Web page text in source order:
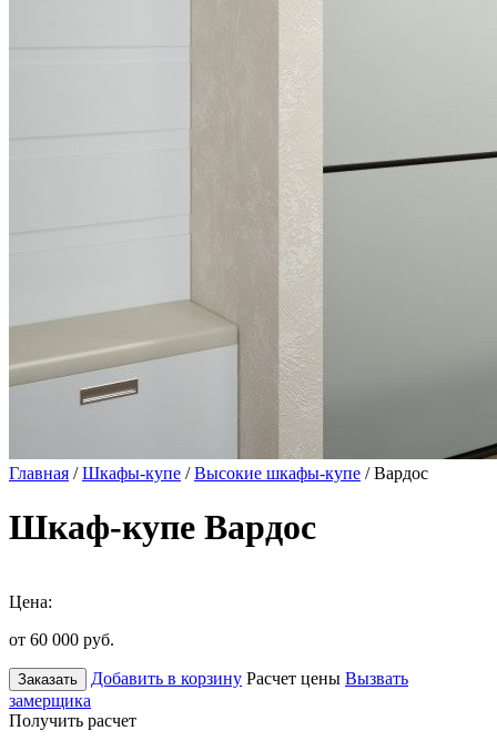
Главная /Шкафы-купе /Высокие шкафы-купе / Вардос
Шкаф-купе Вардос
Цена:
от 60 000 руб.
Заказать Добавить в корзину Расчет цены Вызвать
замерщика
Получить расчет